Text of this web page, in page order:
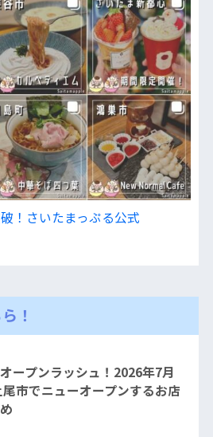
！さいたまっぷる公式
！
ープンラッシュ！2026年7月
尾市でニューオープンするお店